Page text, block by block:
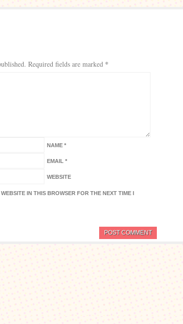
Required fields are marked *
NAME *
EMAIL *
WEBSITE
IN THIS BROWSER FOR THE NEXT TIME I